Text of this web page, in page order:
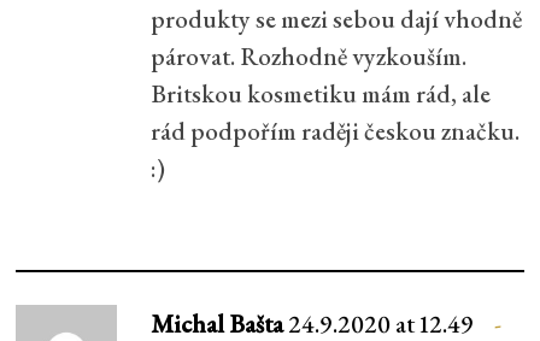
produkty se mezi sebou dají vhodně
párovat. Rozhodně vyzkouším.
Britskou kosmetiku mám rád, ale
rád podpořím raději českou značku.
:)
Michal Bašta24.9.2020 at 12.49